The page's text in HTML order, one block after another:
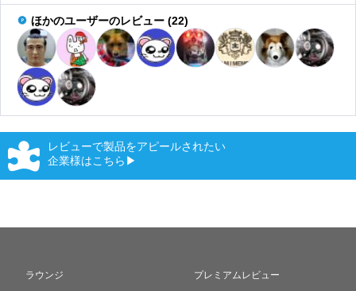
ほかのユーザーのレビュー (22)
レビューで製品をアピールされたい
企業様はこちら▶
ラウンジ プレミアムレビュー